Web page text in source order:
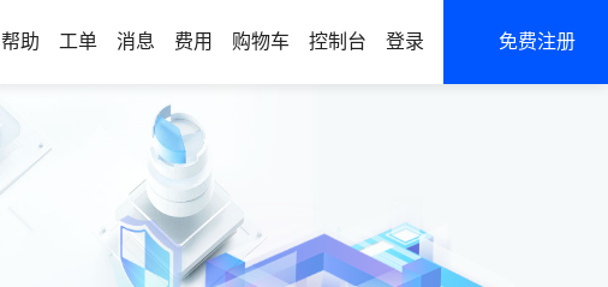
帮助 工单 消息 费用 购物车 控制台 登录 免费注册